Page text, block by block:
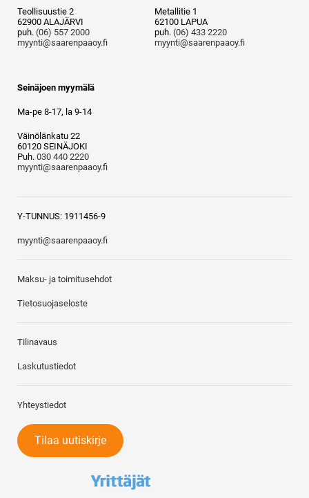
Teollisuustie 2
62900 ALAJÄRVI
puh. (06) 557 2000
myynti@saarenpaaoy.fi
Metallitie 1
62100 LAPUA
puh. (06) 433 2220
myynti@saarenpaaoy.fi
Seinäjoen myymälä
Ma-pe 8-17, la 9-14
Väinölänkatu 22
60120 SEINÄJOKI
Puh. 030 440 2220
myynti@saarenpaaoy.fi
Y-TUNNUS: 1911456-9
myynti@saarenpaaoy.fi
Maksu- ja toimitusehdot
Tietosuojaseloste
Tilinavaus
Laskutustiedot
Yhteystiedot
Tilaa uutiskirje